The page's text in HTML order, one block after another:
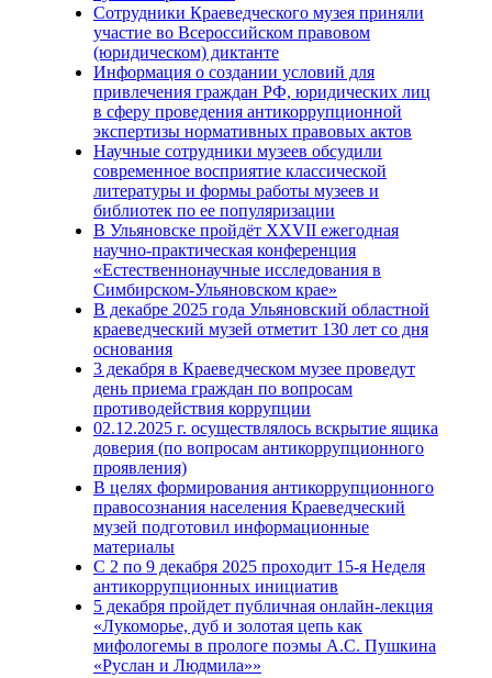
Сотрудники Краеведческого музея приняли
участие во Всероссийском правовом
(юридическом) диктанте
Информация о создании условий для
привлечения граждан РФ, юридических лиц
в сферу проведения антикоррупционной
экспертизы нормативных правовых актов
Научные сотрудники музеев обсудили
современное восприятие классической
литературы и формы работы музеев и
библиотек по ее популяризации
В Ульяновске пройдёт XXVII ежегодная
научно-практическая конференция
«Естественнонаучные исследования в
Симбирском-Ульяновском крае»
В декабре 2025 года Ульяновский областной
краеведческий музей отметит 130 лет со дня
основания
3 декабря в Краеведческом музее проведут
день приема граждан по вопросам
противодействия коррупции
02.12.2025 г. осуществлялось вскрытие ящика
доверия (по вопросам антикоррупционного
проявления)
В целях формирования антикоррупционного
правосознания населения Краеведческий
музей подготовил информационные
материалы
С 2 по 9 декабря 2025 проходит 15-я Неделя
антикоррупционных инициатив
5 декабря пройдет публичная онлайн-лекция
«Лукоморье, дуб и золотая цепь как
мифологемы в прологе поэмы А.С. Пушкина
«Руслан и Людмила»»